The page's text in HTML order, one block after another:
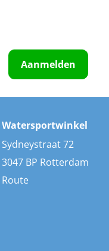
Aanmelden
Watersportwinkel
Sydneystraat 72
3047 BP Rotterdam
Route